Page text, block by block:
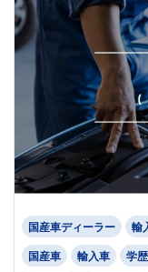
国産車ディーラー 輸
国産車 輸入車 学